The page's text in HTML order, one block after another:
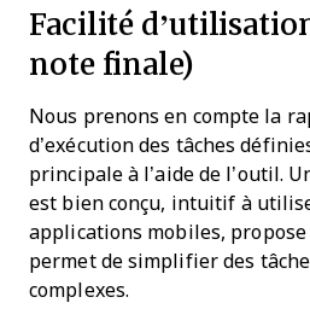
Facilité
note finale)
Nous prenons en compte la
d’exécution des tâches
principale à l’aide de l’outil.
est bien conçu, intuitif à
applications mobiles, propose
permet de simplifier des
complexes.